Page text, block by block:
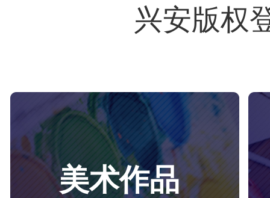
兴安版权
美术作品